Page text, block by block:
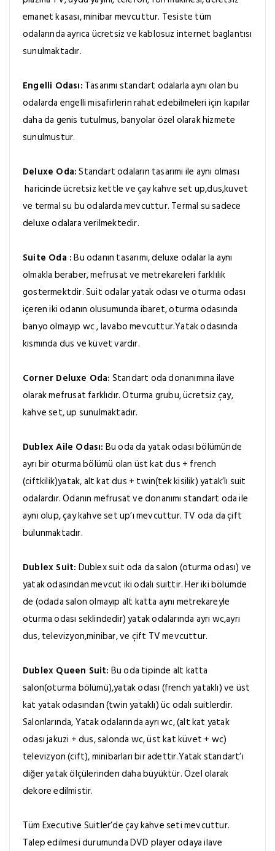
emanet kasası, minibar mevcuttur. Tesiste tüm
odalarında ayrıca ücretsiz ve kablosuz internet baglantısı
sunulmaktadır.
Engelli Odası: Tasarımı standart odalarla aynı olan bu
odalarda engelli misafirlerin rahat edebilmeleri için kapılar
daha da genis tutulmus, banyolar özel olarak hizmete
sunulmustur.
Deluxe Oda:Standart odaların tasarımı ile aynı olması
haricinde ücretsiz kettle ve çay kahve set up,dus,kuvet
ve termal su bu odalarda mevcuttur. Termal su sadece
deluxe odalara verilmektedir.
Suite Oda :Bu odanın tasarımı, deluxe odalar la aynı
olmakla beraber, mefrusat ve metrekareleri farklılık
gostermektdir. Suit odalar yatak odası ve oturma odası
içeren iki odanın olusumunda ibaret, oturma odasında
banyo olmayıp wc , lavabo mevcuttur.Yatak odasında
kısmında dus ve küvet vardır.
Corner Deluxe Oda: Standart oda donanımına ilave
olarak mefrusat farklıdır. Oturma grubu, ücretsiz çay,
kahve set, up sunulmaktadır.
Dublex Aile Odası: Bu oda da yatak odası bölümünde
ayrı bir oturma bölümü olan üst kat dus + french
(ciftkilik)yatak, alt kat dus + twin(tek kisilik) yatak’lı suit
odalardır. Odanın mefrusat ve donanımı standart oda ile
aynı olup, çay kahve set up’ı mevcuttur. TV oda da çift
bulunmaktadır.
Dublex Suit: Dublex suit oda da salon (oturma odası) ve
yatak odasından mevcut iki odalı suittir. Her iki bölümde
de (odada salon olmayıp alt katta aynı metrekareyle
oturma odası seklindedir) yatak odalarında ayrı wc,ayrı
dus, televizyon,minibar, ve çift TV mevcuttur.
Dublex Queen Suit: Bu oda tipinde alt katta
salon(oturma bölümü),yatak odası (french yataklı) ve üst
kat yatak odasından (twin yataklı) üc odalı suitlerdir.
Salonlarında, Yatak odalarında ayrı wc, (alt kat yatak
odası jakuzi + dus, salonda wc, üst kat küvet + wc)
televizyon (cift), minibarları bir adettir.Yatak standart’ı
diğer yatak ölçülerinden daha büyüktür. Özel olarak
dekore edilmistir.
Tüm Executive Suitler’de çay kahve seti mevcuttur.
Talep edilmesi durumunda DVD player odaya ilave